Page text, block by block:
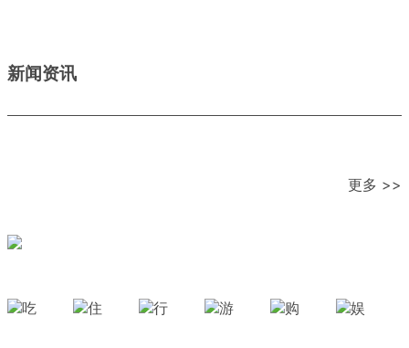
新闻资讯
更多 >>